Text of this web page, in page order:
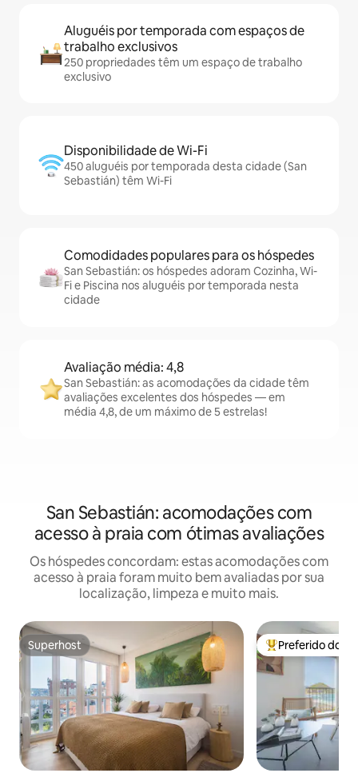
Aluguéis por temporada com espaços de
trabalho exclusivos
250 propriedades têm um espaço de trabalho
exclusivo
Disponibilidade de Wi-Fi
450 aluguéis por temporada desta cidade (San
Sebastián) têm Wi-Fi
Comodidades populares para os hóspedes
San Sebastián: os hóspedes adoram Cozinha, Wi-
Fi e Piscina nos aluguéis por temporada nesta
cidade
Avaliação média: 4,8
San Sebastián: as acomodações da cidade têm
avaliações excelentes dos hóspedes — em
média 4,8, de um máximo de 5 estrelas!
San Sebastián: acomodações com
acesso à praia com ótimas avaliações
Os hóspedes concordam: estas acomodações com
acesso à praia foram muito bem avaliadas por sua
localização, limpeza e muito mais.
Superhost
Superhost Entre os
Preferido dos